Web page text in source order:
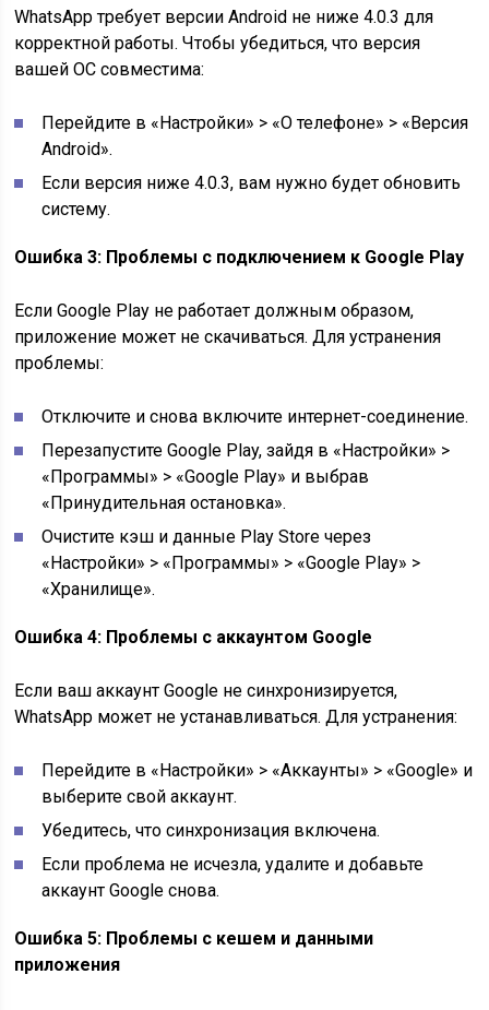
WhatsApp требует версии Android не ниже 4.0.3 для
корректной работы. Чтобы убедиться, что версия
вашей ОС совместима:
Перейдите в «Настройки» > «О телефоне» > «Версия
Android».
Если версия ниже 4.0.3, вам нужно будет обновить
систему.
Ошибка 3: Проблемы с подключением к Google Play
Если Google Play не работает должным образом,
приложение может не скачиваться. Для устранения
проблемы:
Отключите и снова включите интернет-соединение.
Перезапустите Google Play, зайдя в «Настройки» >
«Программы» > «Google Play» и выбрав
«Принудительная остановка».
Очистите кэш и данные Play Store через
«Настройки» > «Программы» > «Google Play» >
«Хранилище».
Ошибка 4: Проблемы с аккаунтом Google
Если ваш аккаунт Google не синхронизируется,
WhatsApp может не устанавливаться. Для устранения:
Перейдите в «Настройки» > «Аккаунты» > «Google» и
выберите свой аккаунт.
Убедитесь, что синхронизация включена.
Если проблема не исчезла, удалите и добавьте
аккаунт Google снова.
Ошибка 5: Проблемы с кешем и данными
приложения